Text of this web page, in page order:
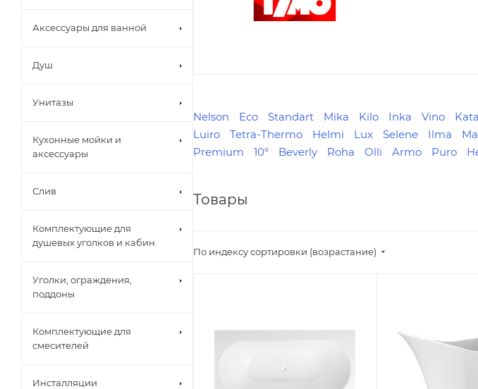
Nelson Eco Standart Mika Kilo Inka Vino Kata
Luiro
Tetra-Thermo Helmi Lux Selene Ilma
Premium
10° Beverly Roha Olli Armo Puro
Товары
По индексу сортировки (возрастание)
Аксессуары для ванной
Душ
Унитазы
Кухонные мойки и
аксессуары
Слив
Комплектующие для
душевых уголков и кабин
Уголки, ограждения,
поддоны
Комплектующие для
смесителей
Инсталляции